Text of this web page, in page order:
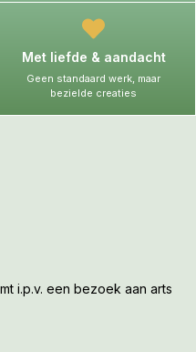
Met liefde & aandacht
Geen standaard werk, maar
bezielde creaties
i.p.v. een bezoek aan arts